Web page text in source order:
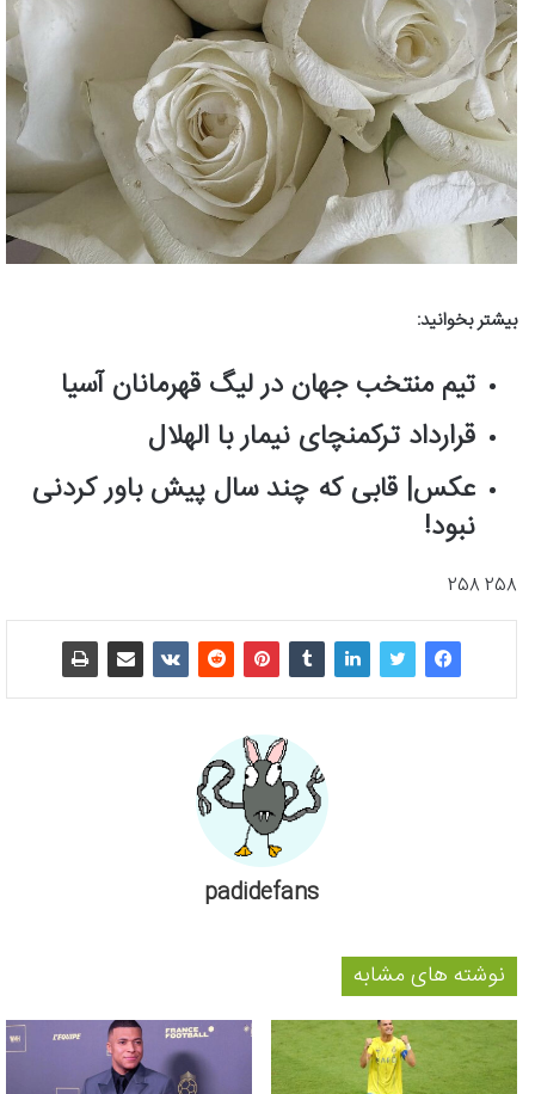
بیشتر بخوانید:
تیم منتخب جهان در لیگ قهرمانان آسیا
قرارداد ترکمنچای نیمار با الهلال
عکس| قابی که چند سال پیش باور کردنی
نبود!
258 258
padidefans
نوشته های مشابه